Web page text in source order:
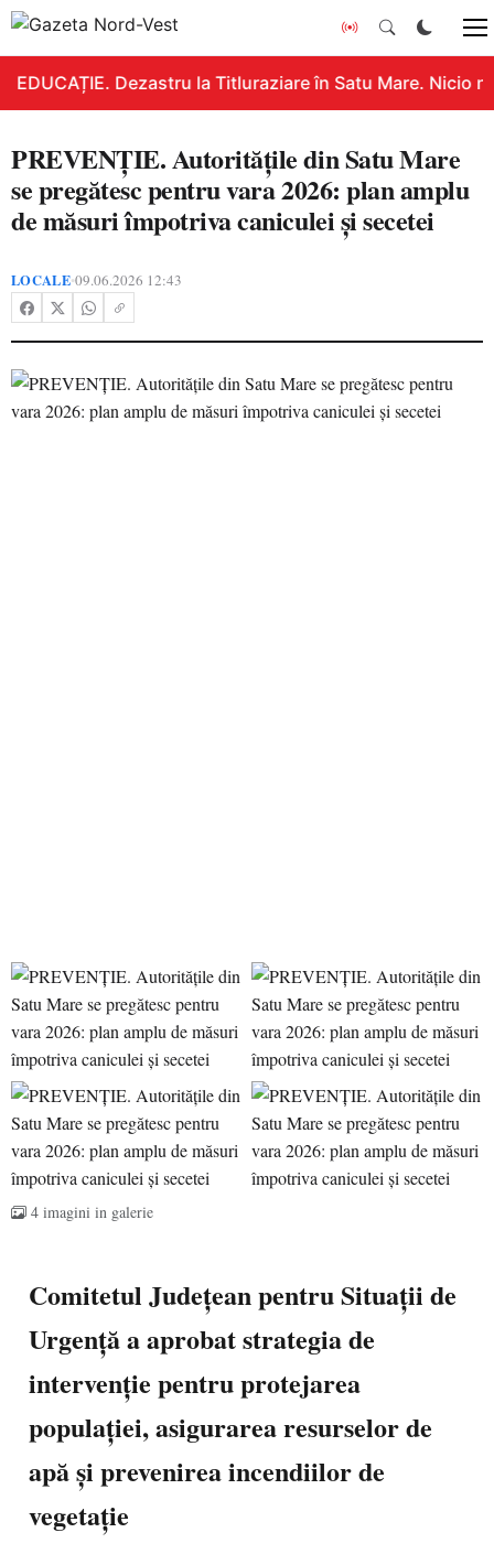
EDUCAȚIE. Dezastru la Titluraziare în Satu Mare. Nicio
PREVENȚIE. Autoritățile din Satu Mare
se pregătesc pentru vara 2026: plan amplu
de măsuri împotriva caniculei și secetei
LOCALE•09.06.2026 12:43
4 imagini in galerie
Comitetul Județean pentru Situații de
Urgență a aprobat strategia de
intervenție pentru protejarea
populației, asigurarea resurselor de
apă și prevenirea incendiilor de
vegetație